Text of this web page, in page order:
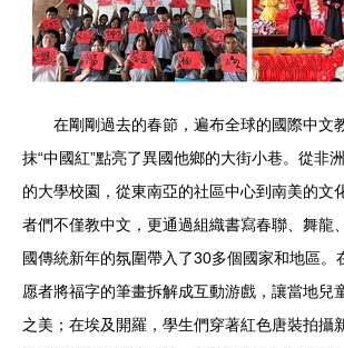
在剛剛過去的春節，遍布全球的國際中文
抹“中國紅”點亮了異國他鄉的大街小巷。從非
的大學校園，從東南亞的社區中心到南美的文
者們不僅教中文，更通過組織書寫春聯、舞龍
國傳統新年的氛圍帶入了30多個國家和地區。
愿者將福字的筆畫拆解成互動游戲，讓當地兒
之美；在埃及開羅，學生們穿著紅色唐裝拍攝